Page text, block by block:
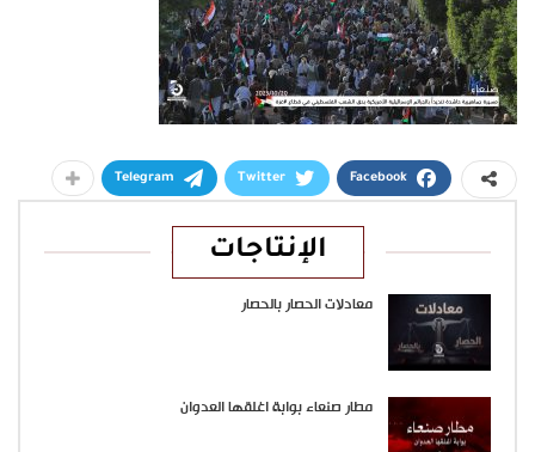
Facebook
Twitter
Telegram
الإنتاجات
معادلات الحصار بالحصار
مطار صنعاء بوابة اغلقها العدوان